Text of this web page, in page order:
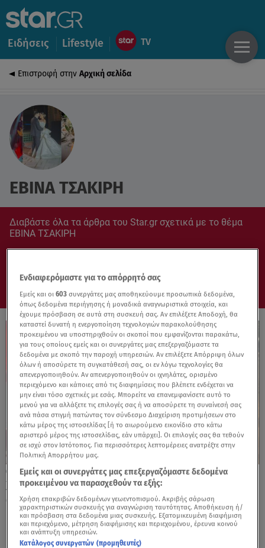
Ειδήσεις Lifestyle
Επιστροφή στην Αρχική σελίδα
ΕΒΙΝΑ ΤΣΑΚΙΡΗ
Διαβάστε όλα τα άρθρα του Star.gr σχετικά με το θέμα
ΕΒΙΝΑ ΤΣΑΚΙΡΗ
15.06.26, 09:39
Χρήστος Αποστολόπουλος - Εβίνα Τσακίρη:
Ο λαμπερός γάμος τους στο Λαγονήσι
Ενδιαφερόμαστε για το απόρρητό σας
Εμείς και οι603 συνεργάτες μας αποθηκεύουμε προσωπικά δεδομένα,
όπως δεδομένα περιήγησης ή μοναδικά αναγνωριστικά στοιχεία, και
έχουμε πρόσβαση σε αυτά στη συσκευή σας. Αν επιλέξετε Αποδοχή, θα
καταστεί δυνατή η ενεργοποίηση τεχνολογιών παρακολούθησης
προκειμένου να υποστηριχθούν οι σκοποί που εμφανίζονται παρακάτω,
για τους οποίους εμείς και οι συνεργάτες μας επεξεργαζόμαστε τα
δεδομένα με σκοπό την παροχή υπηρεσιών. Αν επιλέξετε Απόρριψη όλων
όλων ή αποσύρετε τη συγκατάθεσή σας, οι εν λόγω τεχνολογίες θα
απενεργοποιηθούν. Αν απενεργοποιηθούν οι ιχνηλάτες, ορισμένο
περιεχόμενο και κάποιες από τις διαφημίσεις που βλέπετε ενδέχεται να
μην είναι τόσο σχετικές με εσάς. Μπορείτε να επανεμφανίσετε αυτό το
μενού για να αλλάξετε τις επιλογές σας ή να αποσύρετε τη συναίνεσή σας
ανά πάσα στιγμή πατώντας τον σύνδεσμο Διαχείριση προτιμήσεων στο
κάτω μέρος της ιστοσελίδας [ή το αιωρούμενο εικονίδιο στο κάτω
αριστερό μέρος της ιστοσελίδας, εάν υπάρχει]. Οι επιλογές σας θα τεθούν
σε ισχύ στον Ιστότοπος. Για περισσότερες λεπτομέρειες ανατρέξτε στην
Πολιτική Απορρήτου μας.
Εμείς και οι συνεργάτες μας επεξεργαζόμαστε δεδομένα
προκειμένου να παρασχεθούν τα εξής:
Χρήση επακριβών δεδομένων γεωεντοπισμού. Ακριβής σάρωση
χαρακτηριστικών συσκευής για αναγνώριση ταυτότητας. Αποθήκευση ή/
και πρόσβαση στα δεδομένα μιας συσκευής. Εξατομικευμένη διαφήμιση
και περιεχόμενο, μέτρηση διαφήμισης και περιεχομένου, έρευνα κοινού
και ανάπτυξη υπηρεσιών.
Κατάλογος συνεργατών (προμηθευτές)